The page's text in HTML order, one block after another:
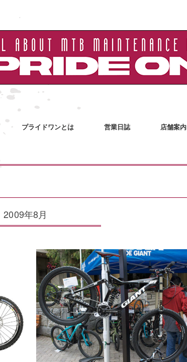
プライドワンとは 営業日誌 店舗案内
2009年8月